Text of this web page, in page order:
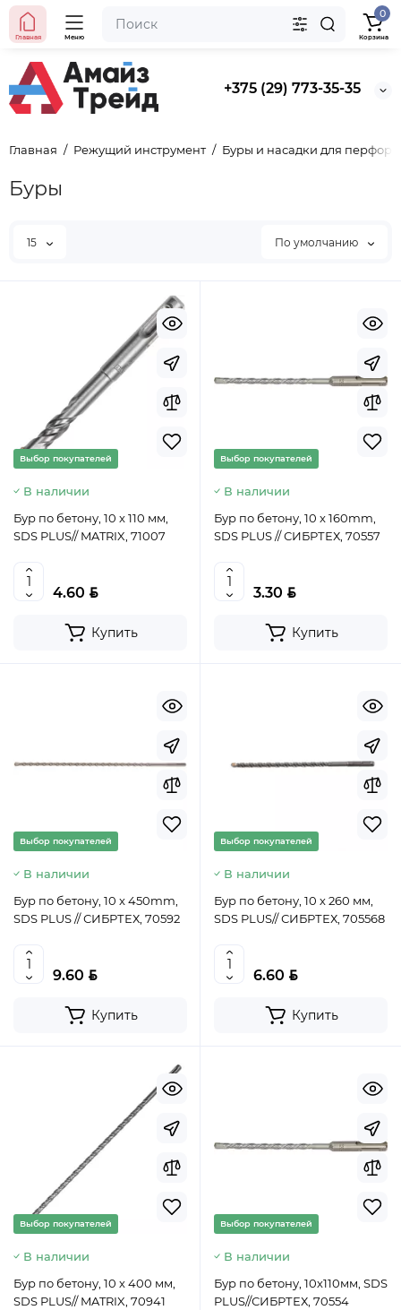
+375 (29) 773-35-35
Главная Меню
0
Корзина
Главная Режущий инструмент Буры и насадки для
Буры
15 По умолчанию
Выбор покупателей
В наличии
Бур по бетону, 10 x 110 мм,
SDS PLUS// MATRIX, 71007
4.60 BYN
Купить
Выбор покупателей
В наличии
Бур по бетону, 10 x 160mm,
SDS PLUS // СИБРТЕХ, 70557
3.30 BYN
Купить
Выбор покупателей
В наличии
Бур по бетону, 10 x 450mm,
SDS PLUS // СИБРТЕХ, 70592
9.60 BYN
Купить
Выбор покупателей
В наличии
Бур по бетону, 10 х 260 мм,
SDS PLUS// СИБРТЕХ, 705568
6.60 BYN
Купить
Выбор покупателей
В наличии
Бур по бетону, 10 х 400 мм,
SDS PLUS// MATRIX, 70941
Выбор покупателей
В наличии
Бур по бетону, 10х110мм, SDS
PLUS//СИБРТЕХ, 70554